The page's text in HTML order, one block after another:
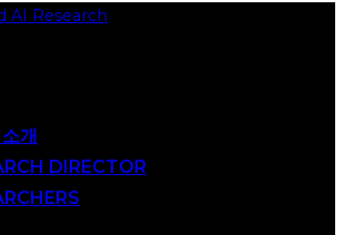
개
DIRECTOR